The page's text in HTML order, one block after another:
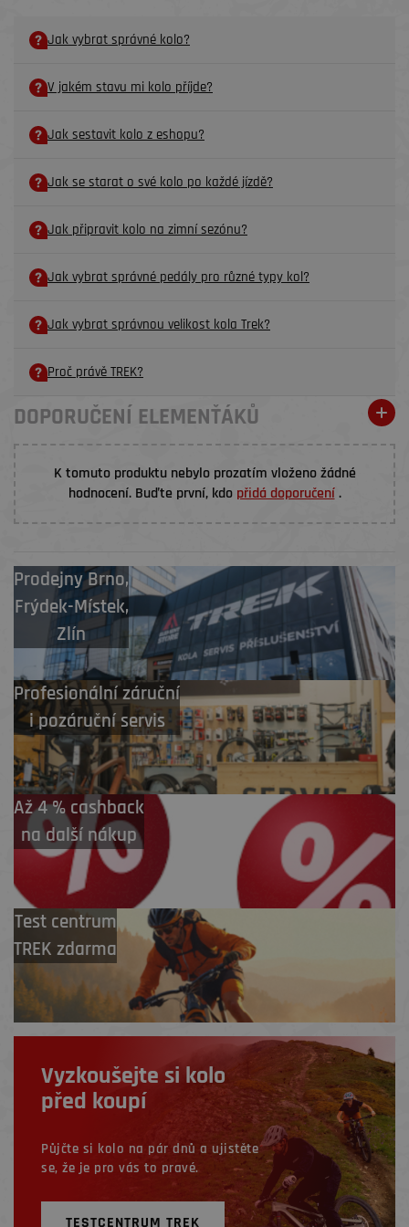
Jak vybrat správné kolo?
V jakém stavu mi kolo příjde?
Jak sestavit kolo z eshopu?
Jak se starat o své kolo po každé jízdě?
Jak připravit kolo na zimní sezónu?
Jak vybrat správné pedály pro různé typy kol?
Jak vybrat správnou velikost kola Trek?
Proč právě TREK?
DOPORUČENÍ ELEMENŤÁKŮ
K tomuto produktu nebylo prozatím vloženo žádné
hodnocení. Buďte první, kdo přidá doporučení.
ProdejnyBrno,
Frýdek-Místek,
Zlín
Profesionální záruční
i pozáruční servis
Až 4 % cashback
na další nákup
Test centrum
TREK zdarma
Vyzkoušejte si kolo
před koupí
Půjčte si kolo na pár dnů a ujistěte
se, že je pro vás to pravé.
TESTCENTRUM TREK